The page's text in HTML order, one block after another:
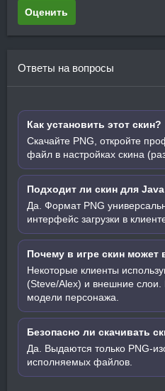
Оценить
Ответы на вопросы
Как установить этот скин?
Скачайте PNG, откройте
файл в настройках скина
Подходит ли скин для
Да. Формат PNG
интерфейс загрузки в
Почему в игре скин может
Некоторые клиенты
(Steve/Alex) и внешние слои.
модели персонажа.
Безопасно ли скачивать
Да. Выдаются только PNG-
исполняемых файлов.